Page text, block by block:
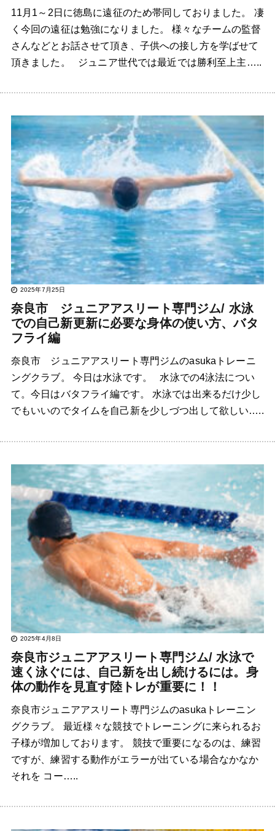
11月1～2日に徳島に遠征のため帯同しておりました。 凄
く今回の遠征は勉強になりました。 様々なチームの監督
さんなどとお話させて頂き、子供への接し方を学ばせて
頂きました。 ジュニア世代では最近では勝利至上主…..
2025年7月25日
奈良市 ジュニアアスリート専門ジム/ 水泳
での自己新更新に必要な身体の使い方、バタ
フライ編
奈良市 ジュニアアスリート専門ジムのasukaトレーニ
ングクラブ。 今日は水泳です。 水泳での4泳法につい
て。今日はバタフライ編です。 水泳では出来るだけ少し
でもいいのでタイムを自己新を少しづつ出して欲しい…..
2025年4月8日
奈良市ジュニアアスリート専門ジム/ 水泳で
速く泳ぐには、自己新を出し続けるには。身
体の動作を見直す陸トレが重要に！！
奈良市ジュニアアスリート専門ジムのasukaトレーニン
グクラブ。 最近様々な競技でトレーニングに来られるお
子様が増加しております。 競技で重要になるのは、練習
ですが、練習する動作がエラーが出ている場合なかなか
それを コー…..